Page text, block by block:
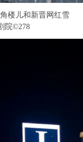
楼儿和新晋网红雪
院©278